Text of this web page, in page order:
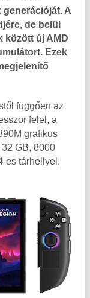
generációját. A
de belül
között új AMD
Ezek
függően az
felel, a
grafikus
GB, 8000
es tárhellyel,